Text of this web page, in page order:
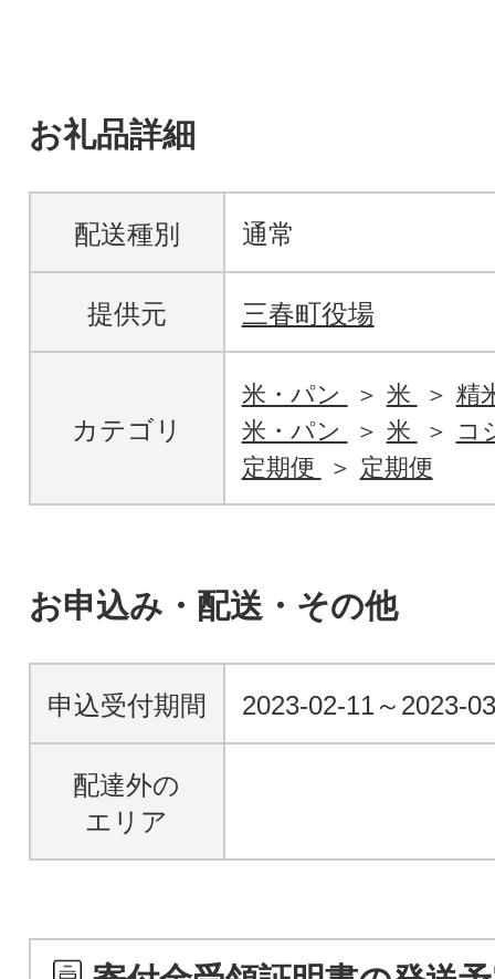
お礼品詳細
配送種別 通常
提供元 三春町役場
カテゴリ
米・パン 米
精
米・パン
米
コ
定期便
定期便
お申込み・配送・その他
申込受付期間 2023-02-11～2023-
配達外の
エリア